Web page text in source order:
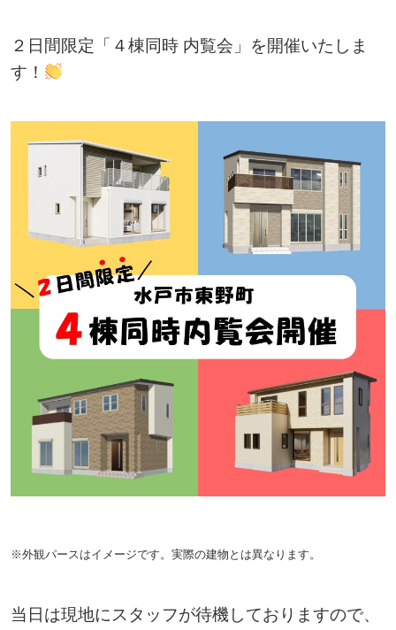
２日間限定「４棟同時 内覧会」を開催いたしま
す！
※外観パースはイメージです。実際の建物とは異なります。
当日は現地にスタッフが待機しておりますので、